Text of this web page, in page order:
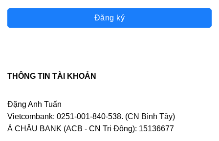
Đăng ký
THÔNG TIN TÀI KHOẢN
Đặng Anh Tuấn
Vietcombank: 0251-001-840-538. (CN Bình Tây)
Á CHÂU BANK (ACB - CN Trị Đông): 15136677